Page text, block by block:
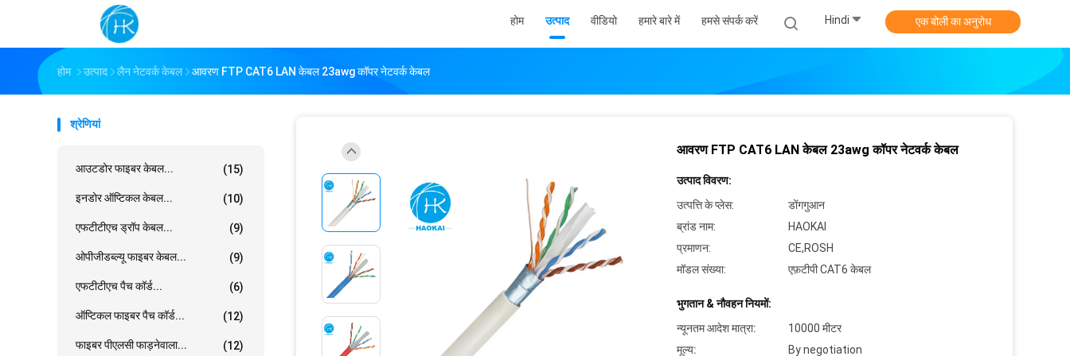
होम उत्पाद वीडियो हमारे बारे में हमसे संपर्क करें Hindi एक बोली का अनुरोध
होम उत्पाद लैन नेटवर्क केबल आवरण FTP CAT6 LAN केबल 23awg कॉपर नेटवर्क केबल
श्रेणियां
आउटडोर फाइबर केबल... (15)
इनडोर ऑप्टिकल केबल... (10)
एफटीटीएच ड्रॉप केबल... (9)
ओपीजीडब्ल्यू फाइबर केबल... (9)
एफटीटीएच पैच कॉर्ड... (6)
ऑप्टिकल फाइबर पैच कॉर्ड... (12)
फाइबर पीएलसी फाड़नेवाला... (12)
आवरण FTP CAT6 LAN केबल 23awg कॉपर नेटवर्क केबल
उत्पाद विवरण:
उत्पत्ति के प्लेस:
डोंगगुआन
ब्रांड नाम:
HAOKAI
प्रमाणन:
CE,ROSH
मॉडल संख्या:
एफ़टीपी CAT6 केबल
भुगतान & नौवहन नियमों:
न्यूनतम आदेश मात्रा:
10000 मीटर
मूल्य:
By negotiation